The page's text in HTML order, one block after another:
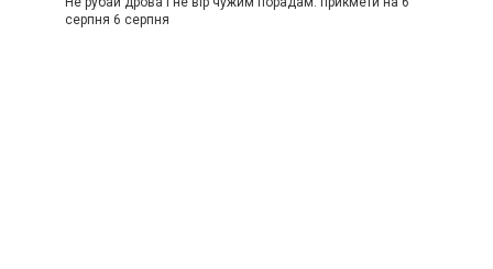
серпня 6 серпня